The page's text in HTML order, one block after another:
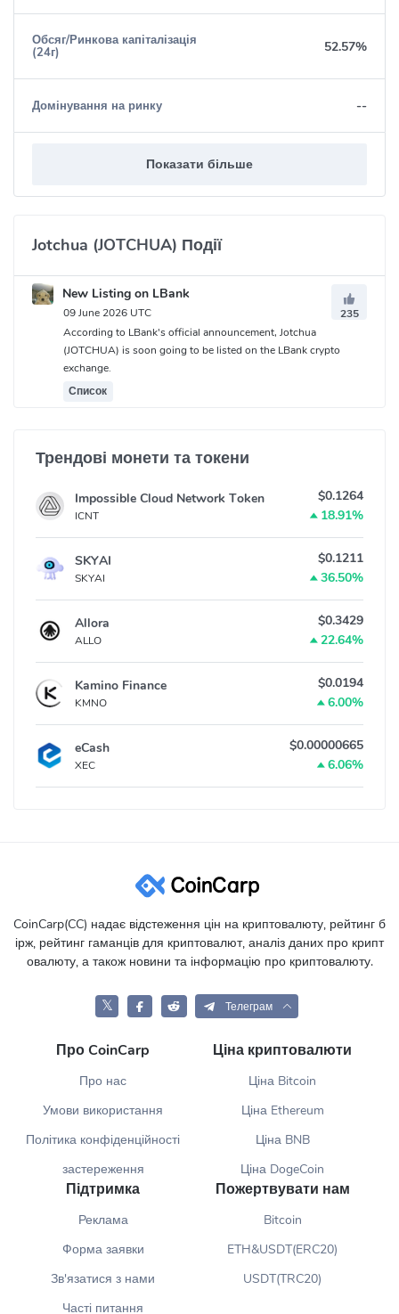
Обсяг/Ринкова капіталізація
(24г) 52.57%
Домінування на ринку --
Показати більше
Jotchua (JOTCHUA) Події
New Listing on LBank
09 June 2026 UTC
235
According to LBank's official announcement, Jotchua
(JOTCHUA) is soon going to be listed on the LBank crypto
exchange.
Список
Трендові монети та токени
Impossible Cloud Network Token
ICNT
$0.1264
18.91%
SKYAI
SKYAI
$0.1211
36.50%
Allora
ALLO
$0.3429
22.64%
Kamino Finance
KMNO
$0.0194
6.00%
eCash
XEC
$0.00000665
6.06%
CoinCarp(CC) надає відстеження цін на криптовалюту, рейтинг б
ірж, рейтинг гаманців для криптовалют, аналіз даних про крипт
овалюту, а також новини та інформацію про криптовалюту.
𝕏 Телеграм
Про CoinCarp
Про нас
Умови використання
Політика конфіденційності
застереження
Ціна криптовалюти
Ціна Bitcoin
Ціна Ethereum
Ціна BNB
Ціна DogeCoin
Підтримка
Реклама
Форма заявки
Зв'язатися з нами
Часті питання
Пожертвувати нам
Bitcoin
ETH&USDT(ERC20)
USDT(TRC20)